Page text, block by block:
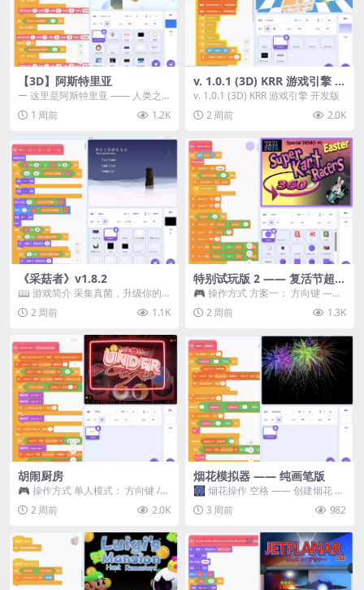
【3D】阿斯特里亚
ー 这里是阿斯特里亚 —— 人类之
罪与未来希望交汇之地 📖 游戏简
介 《阿斯特里...
1 周前 1.2K
v. 1.0.1 (3D) KRR 游戏引擎 开
发版
v. 1.0.1 (3D) KRR 游戏引擎 开发版
2 周前
2.0K
《采菇者》v1.8.2
📖 游戏简介 采集真菌，升级你的
机体，并前往未知领域探索。 这是
一款静谧的探索冒...
2 周前 1.1K
特别试玩版 2 —— 复活节超级
卡丁车赛
🎮 操作方式 方案一： 方向键 ——
移动 Z —— 跳跃 / 漂移 方案二： ...
2 周前 1.3K
胡闹厨房
🎮 操作方式 单人模式： 方向键 /
WASD —— 移动 Z / K —— 抓...
2 周前 2.0K
烟花模拟器 —— 纯画笔版
🎆 烟花操作 空格 —— 创建烟花 1
~ 3 —— 切换烟花类型 普通烟花
嘶...3 周前 982